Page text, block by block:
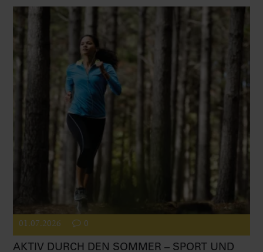
01.07.2026 0
AKTIV DURCH DEN SOMMER – SPORT UND